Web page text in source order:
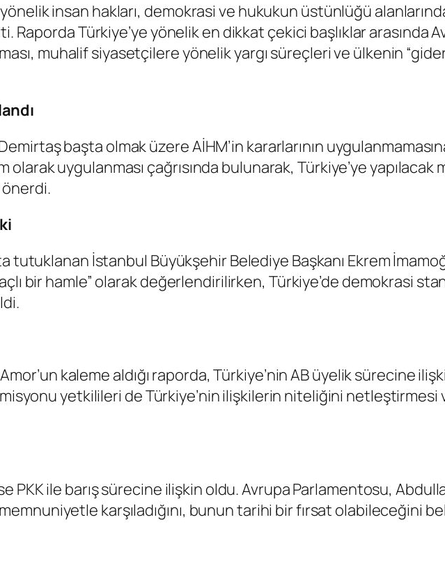
insan hakları, demokrasi ve hukukun üstünlüğü
Raporda Türkiye’ye yönelik en dikkat çekici başlıklar arasında
muhalif siyasetçilere yönelik yargı süreçleri ve ülkenin
başta olmak üzere AİHM’in kararlarının
uygulanması çağrısında bulunarak, Türkiye’ye yapılacak
önerdi.
tutuklanan İstanbul Büyükşehir Belediye Başkanı Ekrem
bir hamle” olarak değerlendirilirken, Türkiye’de demokrasi
kaleme aldığı raporda, Türkiye’nin AB üyelik sürecine
yetkilileri de Türkiye’nin ilişkilerin niteliğini netleştirmesi
PKK ile barış sürecine ilişkin oldu. Avrupa Parlamentosu,
karşıladığını, bunun tarihi bir fırsat olabileceğini